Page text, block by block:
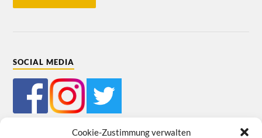
Cookie-Zustimmung verwalten
SOCIAL MEDIA